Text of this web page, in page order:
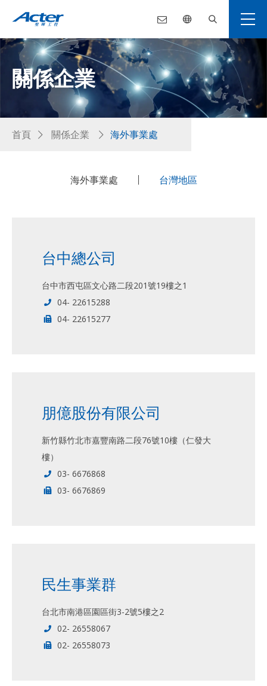
關係企業
首頁 關係企業 海外事業處
海外事業處 台灣地區
台中總公司
台中市西屯區文心路二段201號19樓之1
04- 22615288
04- 22615277
朋億股份有限公司
新竹縣竹北市嘉豐南路二段76號10樓（仁發大
樓）
03- 6676868
03- 6676869
民生事業群
台北市南港區園區街3-2號5樓之2
02- 26558067
02- 26558073